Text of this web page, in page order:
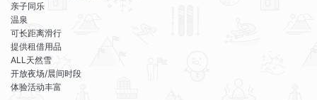
亲子同乐
温泉
可长距离滑行
提供租借用品
ALL天然雪
开放夜场/晨间时段
体验活动丰富